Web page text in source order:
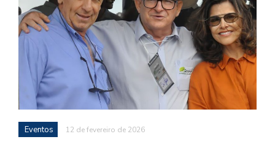
Eventos 12 de fevereiro de 2026